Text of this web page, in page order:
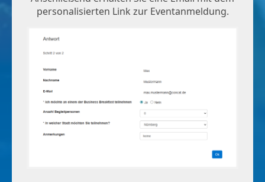
personalisierten Link zur Eventanmeldung.